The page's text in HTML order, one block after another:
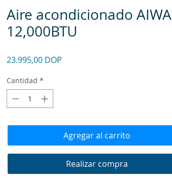
Aire acondicionado AIWA
12,000BTU
23.995,00 DOP
Cantidad *
Agregar al carrito
Realizar compra